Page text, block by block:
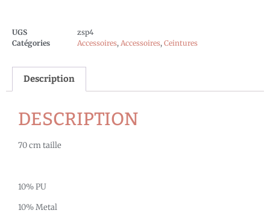
UGS
zsp4
Catégories
Accessoires, Accessoires, Ceintures
Description
DESCRIPTION
70 cm taille
10% PU
10% Metal